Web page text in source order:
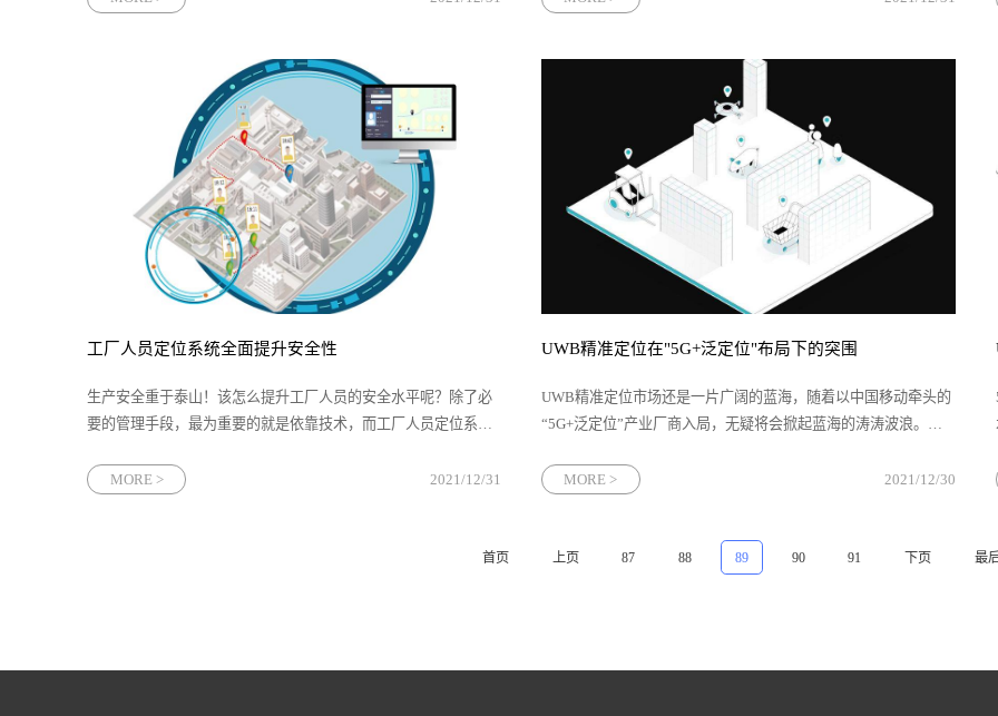
工厂人员定位系统全面提升安全性
生产安全重于泰山！该怎么提升工厂人员的安全水平呢？除了必
要的管理手段，最为重要的就是依靠技术，而工厂人员定位系统
综合性运用系统，通过UWB定位技术，结合定位软件，定位锚
MORE > 2021/12/31
UWB精准定位在"5G+泛定位"布局下的突围
UWB精准定位市场还是一片广阔的蓝海，随着以中国移动牵头的
“5G+泛定位”产业厂商入局，无疑将会掀起蓝海的涛涛波浪。中
合。利用中国移动5G基站广布设的优势，结合蓝牙、WiFi、UWB
MORE > 2021/12/30
首页 上页 87 88 89 90 91 下页 最